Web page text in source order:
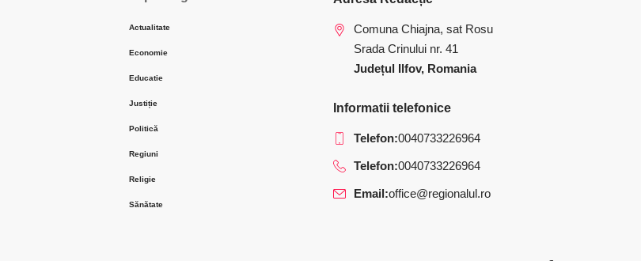
Actualitate
Economie
Educatie
Justiție
Politică
Regiuni
Religie
Sănătate
Comuna Chiajna, sat Rosu
Srada Crinului nr. 41
Județul Ilfov, Romania
Informatii telefonice
Telefon:0040733226964
Telefon:0040733226964
Email:office@regionalul.ro